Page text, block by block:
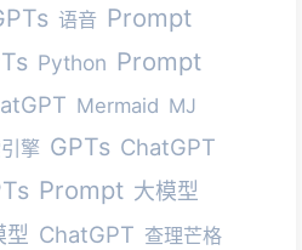
语音 Prompt
Python Prompt
Mermaid MJ
擎 GPTs ChatGPT
Prompt 大模型
型 ChatGPT 查理芒格